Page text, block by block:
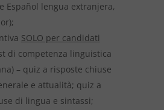
Español lengua extranjera,
SOLO per candidati
di competenza linguistica
– quiz a risposte chiuse
e attualità; quiz a
di lingua e sintassi;